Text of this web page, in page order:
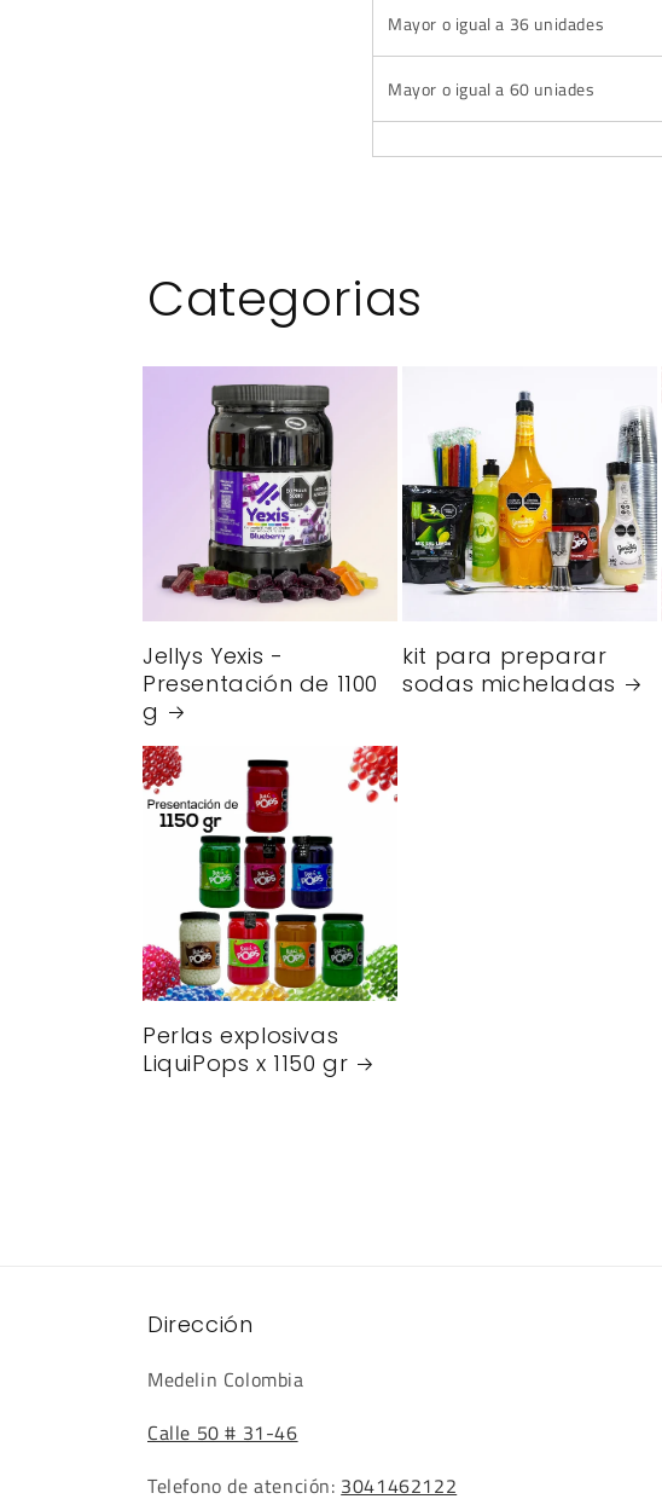
Mayor o igual a 36 unidades
Mayor o igual a 60 uniades
Categorias
Jellys Yexis -
Presentación de 1100
g
kit para preparar
sodas micheladas
Perlas explosivas
LiquiPops x 1150 gr
Dirección
Medelin Colombia
Calle 50 # 31-46
Telefono de atención: 3041462122